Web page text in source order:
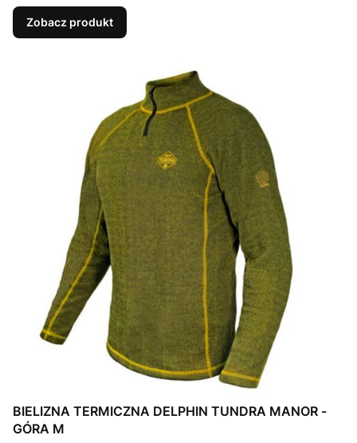
Zobacz produkt
BIELIZNA TERMICZNA DELPHIN TUNDRA MANOR -
GÓRA M